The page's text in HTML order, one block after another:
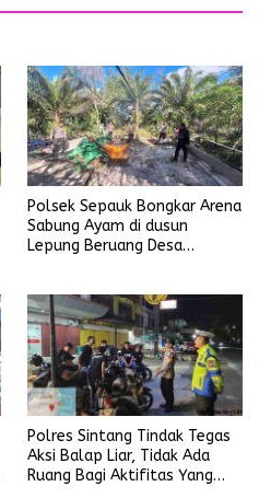
Polsek Sepauk Bongkar Arena
Sabung Ayam di dusun
Lepung Beruang Desa
Polres Sintang Tindak Tegas
Aksi Balap Liar, Tidak Ada
Ruang Bagi Aktifitas Yang